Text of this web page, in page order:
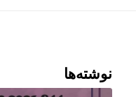
نوشته‌ها